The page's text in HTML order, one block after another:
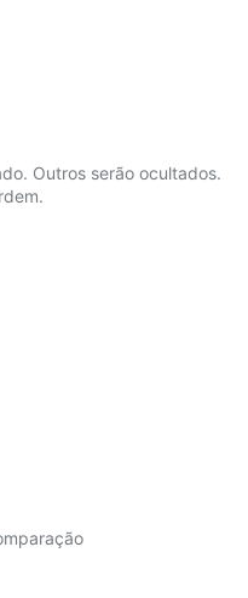
Outros serão ocultados.